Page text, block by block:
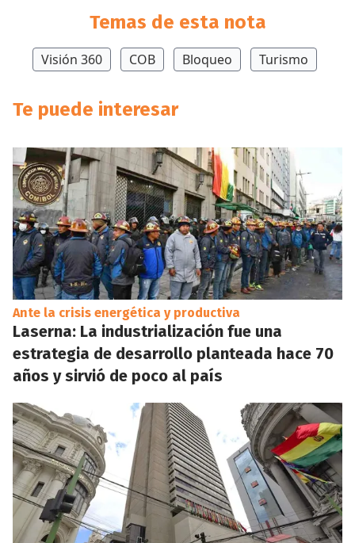
Temas de esta nota
Visión 360 COB Bloqueo Turismo
Te puede interesar
Ante la crisis energética y productiva
Laserna: La industrialización fue una
estrategia de desarrollo planteada hace 70
años y sirvió de poco al país